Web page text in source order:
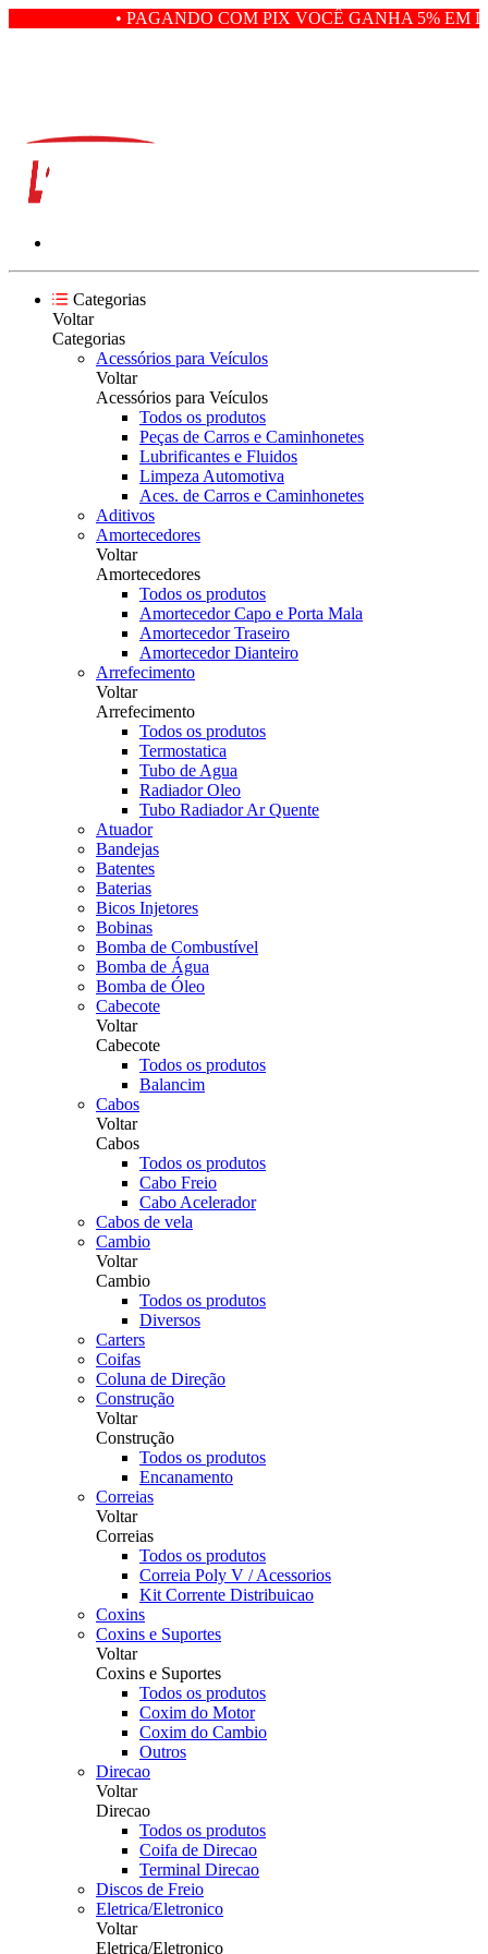
• PAGANDO COM PIX VOCÊ GANHA 5% EM
Categorias
Voltar
Categorias
Acessórios para Veículos
Voltar
Acessórios para Veículos
Todos os produtos
Peças de Carros e Caminhonetes
Lubrificantes e Fluidos
Limpeza Automotiva
Aces. de Carros e Caminhonetes
Aditivos
Amortecedores
Voltar
Amortecedores
Todos os produtos
Amortecedor Capo e Porta Mala
Amortecedor Traseiro
Amortecedor Dianteiro
Arrefecimento
Voltar
Arrefecimento
Todos os produtos
Termostatica
Tubo de Agua
Radiador Oleo
Tubo Radiador Ar Quente
Atuador
Bandejas
Batentes
Baterias
Bicos Injetores
Bobinas
Bomba de Combustível
Bomba de Água
Bomba de Óleo
Cabecote
Voltar
Cabecote
Todos os produtos
Balancim
Cabos
Voltar
Cabos
Todos os produtos
Cabo Freio
Cabo Acelerador
Cabos de vela
Cambio
Voltar
Cambio
Todos os produtos
Diversos
Carters
Coifas
Coluna de Direção
Construção
Voltar
Construção
Todos os produtos
Encanamento
Correias
Voltar
Correias
Todos os produtos
Correia Poly V / Acessorios
Kit Corrente Distribuicao
Coxins
Coxins e Suportes
Voltar
Coxins e Suportes
Todos os produtos
Coxim do Motor
Coxim do Cambio
Outros
Direcao
Voltar
Direcao
Todos os produtos
Coifa de Direcao
Terminal Direcao
Discos de Freio
Eletrica/Eletronico
Voltar
Eletrica/Eletronico